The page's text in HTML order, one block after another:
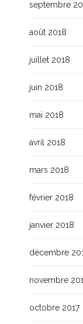
septembre
août 2018
juillet 2018
juin 2018
mai 2018
avril 2018
mars 2018
février 2018
janvier 2018
décembre
novembre
octobre 2017